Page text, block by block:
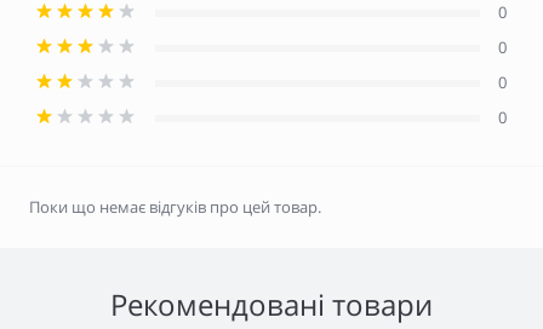
0
0
0
0
Поки що немає відгуків про цей товар.
Рекомендовані товари